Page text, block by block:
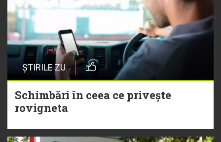
ȘTIRILE ZU
Schimbări în ceea ce privește
rovigneta